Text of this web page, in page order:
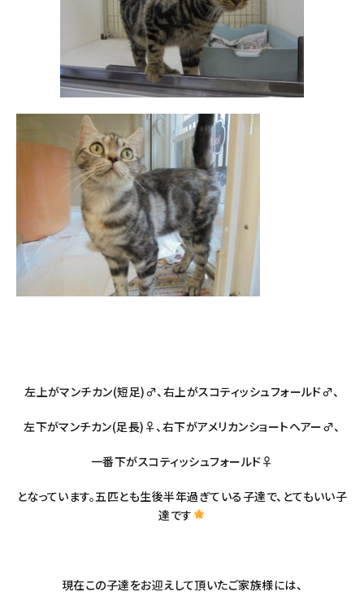
左上がマンチカン(短足)♂、右上がスコティッシュフォールド♂、
左下がマンチカン(足長)♀、右下がアメリカンショートヘアー♂、
一番下がスコティッシュフォールド♀
となっています。五匹とも生後半年過ぎている子達で、とてもいい子
達です
現在この子達をお迎えして頂いたご家族様には、